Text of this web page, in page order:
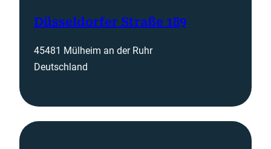
Düsseldorfer Straße 189
45481 Mülheim an der Ruhr
Deutschland